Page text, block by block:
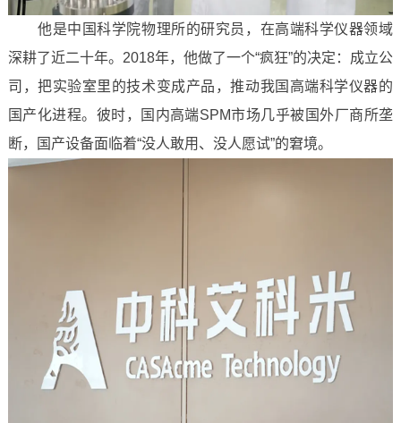
他是中国科学院物理所的研究员，在高端科学仪器领域
深耕了近二十年。2018年，他做了一个“疯狂”的决定：成立公
司，把实验室里的技术变成产品，推动我国高端科学仪器的
国产化进程。彼时，国内高端SPM市场几乎被国外厂商所垄
断，国产设备面临着“没人敢用、没人愿试”的窘境。